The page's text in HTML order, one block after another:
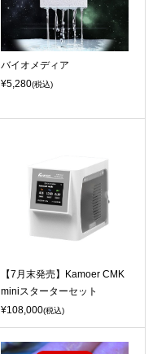
バイオメディア
¥5,280(税込)
【7月末発売】Kamoer CMK
miniスターターセット
¥108,000(税込)